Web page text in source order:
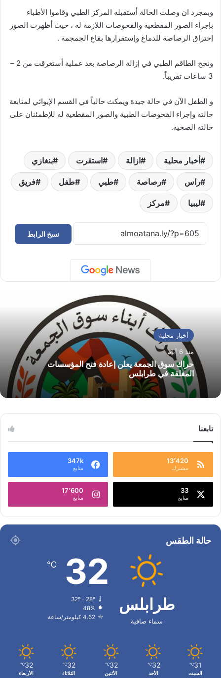
وبمجرد ان وصلت الحالة أستقبله المركز الطبي وقاموا الأطباء
بإجراء الصور المقطعية والفحوصات اللازمة له ، حيث أظهرت الصور
إختراق الرصاصة للدماغ وإستقرارها بقاع الجمجمة .
ونجح الطاقم الطبي في إزالة الرصاصة بعد عملية أستغرقت من 2 –
3 ساعات تقريباً.
و الطفل الآن في حالة جيدة ويمكث حالياً في القسم الإيوائي لمتابعة
حالته وإجراء الفحوصات الطبية والصور المقطعية له للإطمئنان على
حالته الصحية.
أخبار محلية ازالة استقرت بنغازي
راس رصاصة طبي طفل فريق
ليبيا مركز
نسخ الرابط
أخبار محلية
منذ 6 أيام
حراك سوق الجمعة يعلن إعادة فتح المؤسسات
المغلقة في طرابلس
تابعنا
13٬420
مشترك
347k
متابع
33
متابع
17٬600
متابع
حالة الطقس
طرابلس
سماء صافية
32
℃
32º - 28º
48%
4.62 كيلومتر/ساعة
31
℃
السبت
32
℃
الأحد
32
℃
الأثنين
32
℃
الثلاثاء
32
℃
الأربعاء